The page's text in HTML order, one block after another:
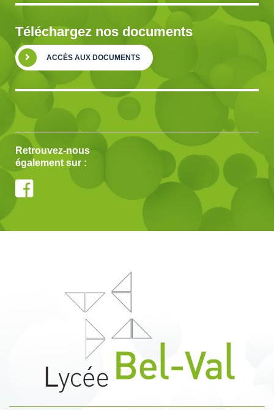
Téléchargez nos documents
ACCÈS AUX DOCUMENTS
Retrouvez-nous
également sur :